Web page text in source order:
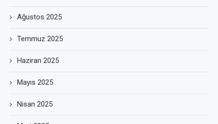
Ağustos 2025
Temmuz 2025
Haziran 2025
Mayıs 2025
Nisan 2025